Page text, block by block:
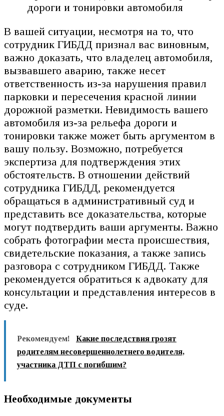
дороги и тонировки автомобиля
В вашей ситуации, несмотря на то, что
сотрудник ГИБДД признал вас виновным,
важно доказать, что владелец автомобиля,
вызвавшего аварию, также несет
ответственность из-за нарушения правил
парковки и пересечения красной линии
дорожной разметки. Невидимость вашего
автомобиля из-за рельефа дороги и
тонировки также может быть аргументом в
вашу пользу. Возможно, потребуется
экспертиза для подтверждения этих
обстоятельств. В отношении действий
сотрудника ГИБДД, рекомендуется
обращаться в административный суд и
представить все доказательства, которые
могут подтвердить ваши аргументы. Важно
собрать фотографии места происшествия,
свидетельские показания, а также запись
разговора с сотрудником ГИБДД. Также
рекомендуется обратиться к адвокату для
консультации и представления интересов в
суде.
Рекомендуем!
Какие последствия грозят
родителям несовершеннолетнего водителя,
участника ДТП с погибшим?
Необходимые документы